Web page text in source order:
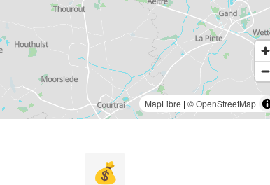
MapLibre |© OpenStreetMap
💰